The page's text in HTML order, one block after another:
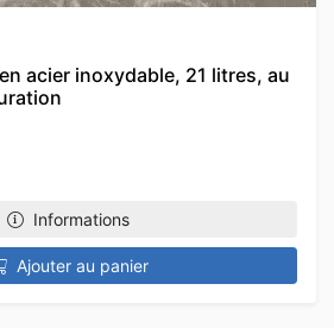
acier inoxydable, 21 litres, au
Informations
Ajouter au panier